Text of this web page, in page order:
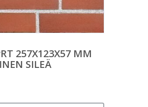
257X123X57 MM
SILEÄ